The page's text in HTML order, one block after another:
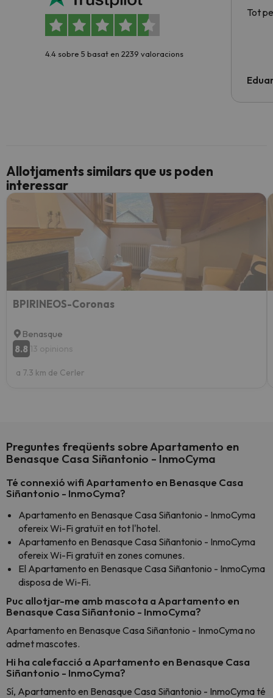
4.4 sobre 5 basat en 2239 valoracions
Tot
Allotjaments similars que us poden
interessar
BPIRINEOS-Coronas
Benasque
8.8 13 opinions
a 7.3 km de Cerler
Preguntes freqüents sobre Apartamento en
Benasque Casa Siñantonio - InmoCyma
Té connexió wifi Apartamento en Benasque Casa
Siñantonio - InmoCyma?
Apartamento en Benasque Casa Siñantonio - InmoCyma
ofereix Wi-Fi gratuït en tot l'hotel.
Apartamento en Benasque Casa Siñantonio - InmoCyma
ofereix Wi-Fi gratuït en zones comunes.
El Apartamento en Benasque Casa Siñantonio - InmoCyma
disposa de Wi-Fi.
Puc allotjar-me amb mascota a Apartamento en
Benasque Casa Siñantonio - InmoCyma?
Apartamento en Benasque Casa Siñantonio - InmoCyma no
admet mascotes.
Hi ha calefacció a Apartamento en Benasque Casa
Siñantonio - InmoCyma?
Sí, Apartamento en Benasque Casa Siñantonio - InmoCyma té